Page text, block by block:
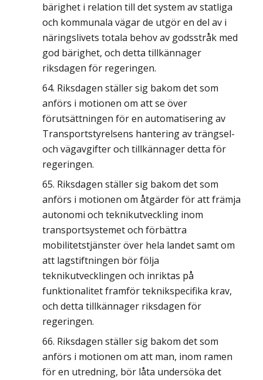
bärighet i relation till det system av statliga
och kommunala vägar de utgör en del av i
näringslivets totala behov av godsstråk med
god bärighet, och detta tillkännager
riksdagen för regeringen.
Riksdagen ställer sig bakom det som
anförs i motionen om att se över
förutsättningen för en automatisering av
Transportstyrelsens hantering av trängsel-
och vägavgifter och tillkännager detta för
regeringen.
Riksdagen ställer sig bakom det som
anförs i motionen om åtgärder för att främja
autonomi och teknikutveckling inom
transportsystemet och förbättra
mobilitetstjänster över hela landet samt om
att lagstiftningen bör följa
teknikutvecklingen och inriktas på
funktionalitet framför teknikspecifika krav,
och detta tillkännager riksdagen för
regeringen.
Riksdagen ställer sig bakom det som
anförs i motionen om att man, inom ramen
för en utredning, bör låta undersöka det